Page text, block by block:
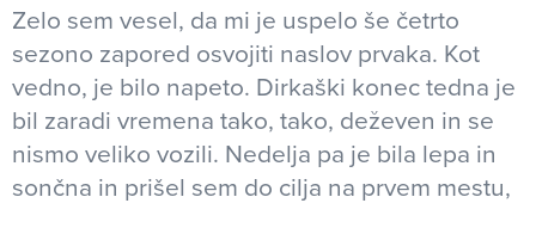
Zelo sem vesel, da mi je uspelo še četrto
sezono zapored osvojiti naslov prvaka. Kot
vedno, je bilo napeto. Dirkaški konec tedna je
bil zaradi vremena tako, tako, deževen in se
nismo veliko vozili. Nedelja pa je bila lepa in
sončna in prišel sem do cilja na prvem mestu,